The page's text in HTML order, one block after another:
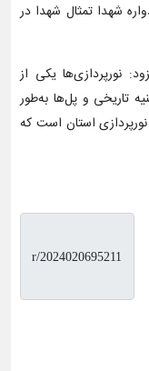
شهدا تمثال شهدا در
نورپردازی‌ها یکی از
تاریخی و پل‌ها به‌طور
نورپردازی استان است که